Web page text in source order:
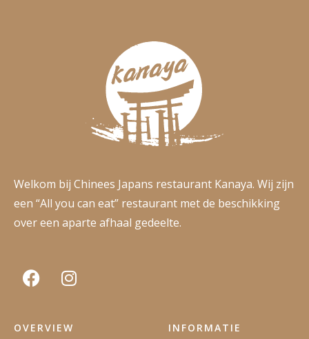
Welkom bij Chinees Japans restaurant Kanaya. Wij zijn
een “All you can eat” restaurant met de beschikking
over een aparte afhaal gedeelte.
OVERVIEW INFORMATIE